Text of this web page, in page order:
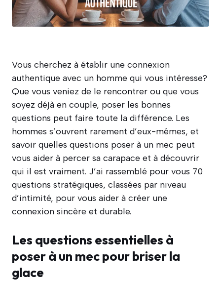
Vous cherchez à établir une connexion
authentique avec un homme qui vous intéresse?
Que vous veniez de le rencontrer ou que vous
soyez déjà en couple, poser les bonnes
questions peut faire toute la différence. Les
hommes s’ouvrent rarement d’eux-mêmes, et
savoir quelles questions poser à un mec peut
vous aider à percer sa carapace et à découvrir
qui il est vraiment. J’ai rassemblé pour vous 70
questions stratégiques, classées par niveau
d’intimité, pour vous aider à créer une
connexion sincère et durable.
Les questions essentielles à
poser à un mec pour briser la
glace